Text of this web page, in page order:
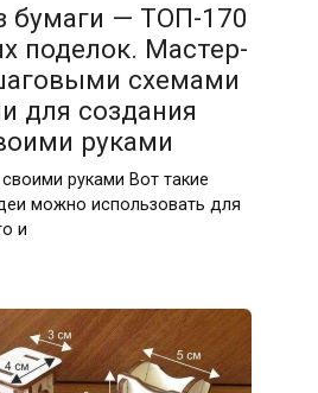
бумаги — ТОП-170
поделок. Мастер-
схемами
для создания
руками
руками Вот такие
можно использовать для
и